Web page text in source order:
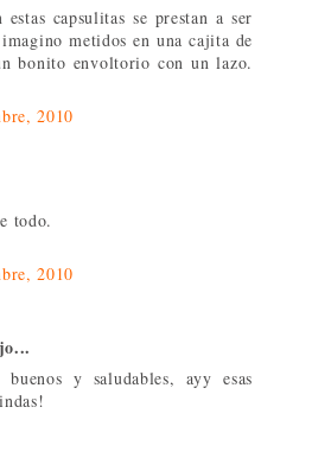
capsulitas se prestan a ser
metidos en una cajita de
bonito envoltorio con un lazo.
2010
todo.
2010
y saludables, ayy esas